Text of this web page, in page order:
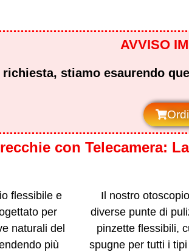
AVVISO
richiesta, stiamo esaurendo
con Telecamera:
flessibile e
per
naturali del
più
Il nostro
diverse punte di
pinzette flessibili,
spugne per tutti i